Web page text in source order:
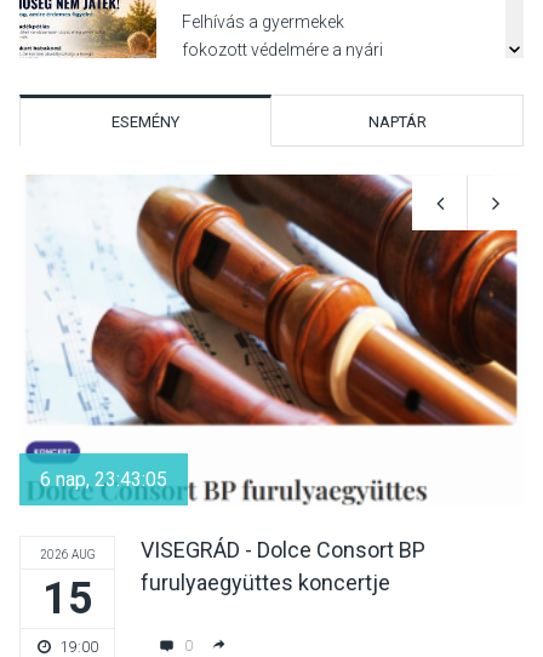
Felhívás a gyermekek
fokozott védelmére a nyári
KULTÚRA 2026 AUG 07
Reneszánsz dallamok
csendülnek fel a visegrádi
Királyi Palota
díszudvarában
KULTÚRA 2026 AUG 07
Dunavirág Ünnep Verőcén –
két nap a Duna élővilágának
jegyében
TERMÉSZETI KÖRNYEZET
ESEMÉNY NAPTÁR
6 nap, 23:43:05
2026 AUG
15
19:00
VISEGRÁD - Dolce Consort BP
furulyaegyüttes koncertje
0